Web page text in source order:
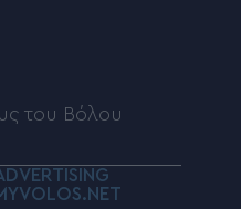
του Βόλου